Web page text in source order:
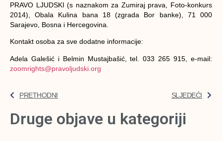
PRAVO LJUDSKI (s naznakom za Zumiraj prava, Foto-konkurs
2014), Obala Kulina bana 18 (zgrada Bor banke), 71 000
Sarajevo, Bosna i Hercegovina.
Kontakt osoba za sve dodatne informacije:
Adela Galešić i Belmin Mustajbašić, tel. 033 265 915, e-mail:
zoomrights@pravoljudski.org
PRETHODNI SLJEDEĆI
Druge objave u kategoriji